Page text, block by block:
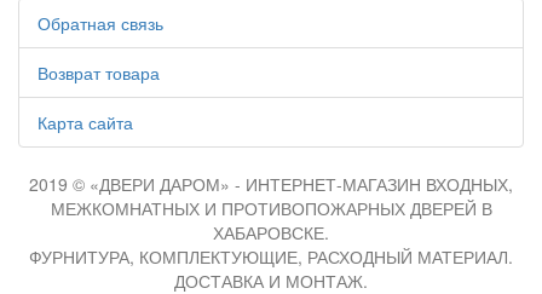
Обратная связь
Возврат товара
Карта сайта
2019 © «ДВЕРИ ДАРОМ» - ИНТЕРНЕТ-МАГАЗИН ВХОДНЫХ,
МЕЖКОМНАТНЫХ И ПРОТИВОПОЖАРНЫХ ДВЕРЕЙ В
ХАБАРОВСКЕ.
ФУРНИТУРА, КОМПЛЕКТУЮЩИЕ, РАСХОДНЫЙ МАТЕРИАЛ.
ДОСТАВКА И МОНТАЖ.